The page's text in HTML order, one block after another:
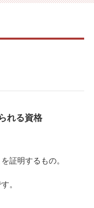
れる資格
証明するもの。
。